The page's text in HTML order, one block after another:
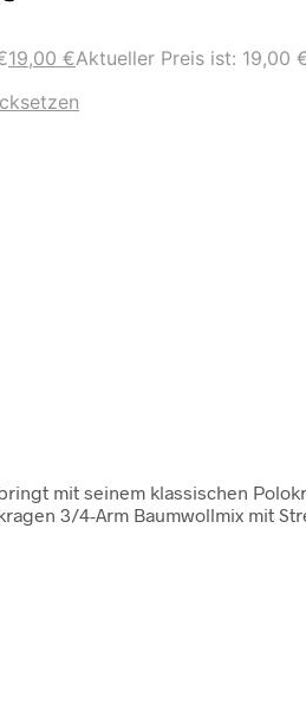
19,00 €Aktueller Preis ist: 19,00
mit seinem klassischen
3/4-Arm Baumwollmix mit